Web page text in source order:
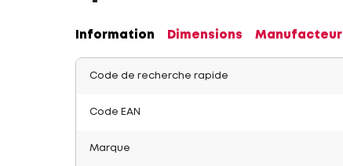
Information Dimensions Manufacteur
Code de recherche rapide
Code EAN
Marque